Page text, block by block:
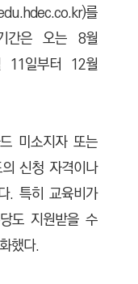
를
간은 오는 8월
11일부터 12월
미소지자 또는
신청 자격이나
. 특히 교육비가
도 지원받을 수
했다.